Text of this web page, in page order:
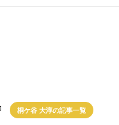
桐ケ谷 大淳の記事一覧